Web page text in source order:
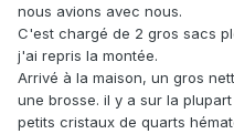
nous avions avec nous.
C'est chargé de 2 gros sacs
j'ai repris la montée.
Arrivé à la maison, un gros
une brosse. il y a sur la
petits cristaux de quarts